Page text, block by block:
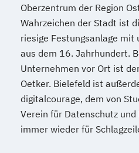
Oberzentrum der Region
Wahrzeichen der Stadt ist
riesige Festungsanlage mit
aus dem 16. Jahrhundert.
Unternehmen vor Ort ist
Oetker. Bielefeld ist
digitalcourage, dem von
Verein für Datenschutz
immer wieder für